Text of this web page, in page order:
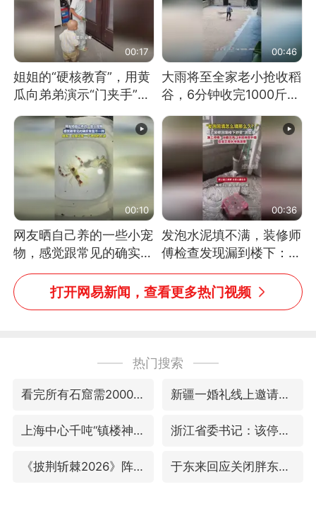
00:17
姐姐的“硬核教育”，用黄
瓜向弟弟演示“门夹手”，
网友：果然言传不如身
教！
00:46
大雨将至全家老小抢收稻
谷，6分钟收完1000斤，
没有一个人掉链子
00:10
网友晒自己养的一些小宠
物，感觉跟常见的确实有
些不一样
00:36
发泡水泥填不满，装修师
傅检查发现漏到楼下：出
风口未延伸到外墙
打开网易新闻，查看更多热门视频
热门搜索
看完所有石窟需2000元？景区回应 新疆一婚礼线上邀请引热议
上海中心千吨“镇楼神器”摆动明显 浙江省委书记：该停下的坚决停下来
《披荆斩棘2026》阵容官宣 于东来回应关闭胖东来生活广场店